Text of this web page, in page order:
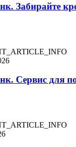
Забирайте
Сервис для